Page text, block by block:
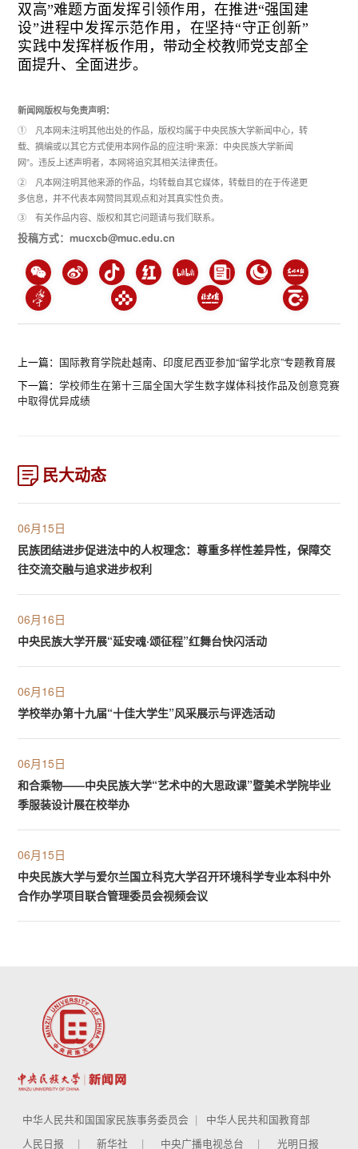
双高”难题方面发挥引领作用，在推进“强国建
设”进程中发挥示范作用，在坚持“守正创新”
实践中发挥样板作用，带动全校教师党支部全
面提升、全面进步。
新闻网版权与免责声明：
① 凡本网未注明其他出处的作品，版权均属于中央民族大学新闻中心，转
载、摘编或以其它方式使用本网作品的应注明“来源：中央民族大学新闻
网”。违反上述声明者，本网将追究其相关法律责任。
② 凡本网注明其他来源的作品，均转载自其它媒体，转载目的在于传递更
多信息，并不代表本网赞同其观点和对其真实性负责。
③ 有关作品内容、版权和其它问题请与我们联系。
投稿方式：mucxcb@muc.edu.cn
上一篇： 国际教育学院赴越南、印度尼西亚参加“留学北京”专题教育展
下一篇：学校师生在第十三届全国大学生数字媒体科技作品及创意竞赛
中取得优异成绩
民大动态
06月15日
民族团结进步促进法中的人权理念：尊重多样性差异性，保障交
往交流交融与追求进步权利
06月16日
中央民族大学开展“延安魂·颂征程”红舞台快闪活动
06月16日
学校举办第十九届“十佳大学生”风采展示与评选活动
06月15日
和合乘物——中央民族大学“艺术中的大思政课”暨美术学院毕业
季服装设计展在校举办
06月15日
中央民族大学与爱尔兰国立科克大学召开环境科学专业本科中外
合作办学项目联合管理委员会视频会议
中华人民共和国国家民族事务委员会
中华人民共和国教育部
人民日报
新华社 中央广播电视总台 光明日报